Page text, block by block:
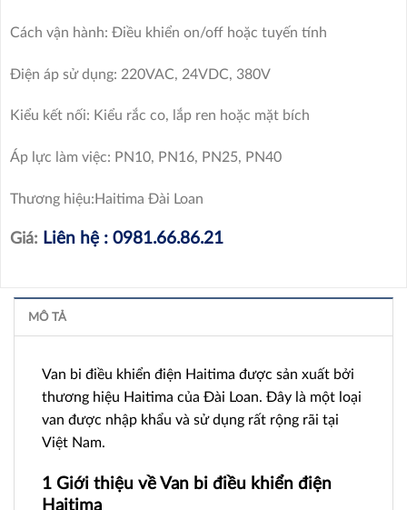
Cách vận hành: Điều khiển on/off hoặc tuyến tính
Điện áp sử dụng: 220VAC, 24VDC, 380V
Kiểu kết nối: Kiểu rắc co, lắp ren hoặc mặt bích
Áp lực làm việc: PN10, PN16, PN25, PN40
Thương hiệu:Haitima Đài Loan
Giá: Liên hệ : 0981.66.86.21
MÔ TẢ
Van bi điều khiển điện Haitima được sản xuất bởi
thương hiệu Haitima của Đài Loan. Đây là một loại
van được nhập khẩu và sử dụng rất rộng rãi tại
Việt Nam.
1 Giới thiệu về Van bi điều khiển điện
Haitima